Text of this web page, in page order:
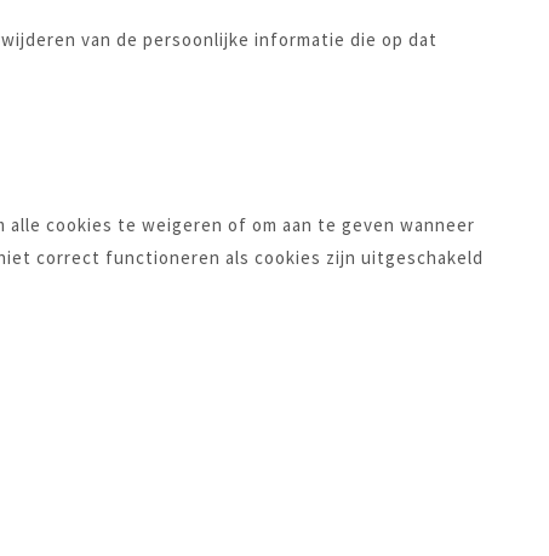
van de persoonlijke informatie die op dat
cookies te weigeren of om aan te geven wanneer
correct functioneren als cookies zijn uitgeschakeld